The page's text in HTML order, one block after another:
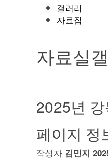
갤러리
자료집
자료실
2025년
페이지 정
작성자 김민지